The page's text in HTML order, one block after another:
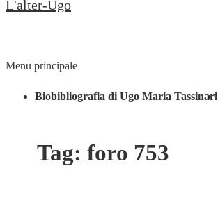
L'alter-Ugo
Menu principale
Biobibliografia di Ugo Maria Tassinari
Tag: foro 753